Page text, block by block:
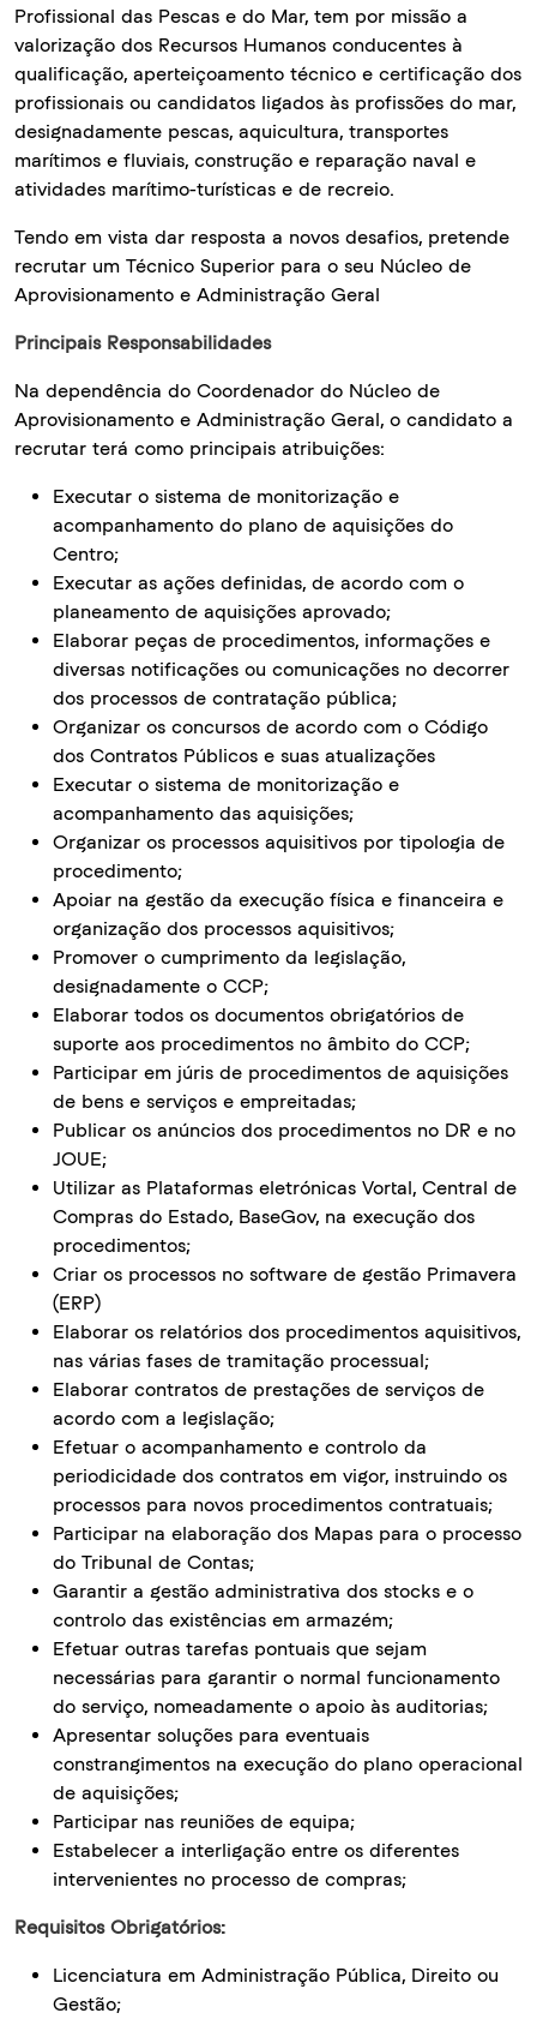
Profissional das Pescas e do Mar, tem por missão a
valorização dos Recursos Humanos conducentes à
qualificação, aperfeiçoamento técnico e certificação dos
profissionais ou candidatos ligados às profissões do mar,
designadamente pescas, aquicultura, transportes
marítimos e fluviais, construção e reparação naval e
atividades marítimo-turísticas e de recreio.
Tendo em vista dar resposta a novos desafios, pretende
recrutar um Técnico Superior para o seu Núcleo de
Aprovisionamento e Administração Geral
Principais Responsabilidades
Na dependência do Coordenador do Núcleo de
Aprovisionamento e Administração Geral, o candidato a
recrutar terá como principais atribuições:
Executar o sistema de monitorização e
acompanhamento do plano de aquisições do
Centro;
Executar as ações definidas, de acordo com o
planeamento de aquisições aprovado;
Elaborar peças de procedimentos, informações e
diversas notificações ou comunicações no decorrer
dos processos de contratação pública;
Organizar os concursos de acordo com o Código
dos Contratos Públicos e suas atualizações
Executar o sistema de monitorização e
acompanhamento das aquisições;
Organizar os processos aquisitivos por tipologia de
procedimento;
Apoiar na gestão da execução física e financeira e
organização dos processos aquisitivos;
Promover o cumprimento da legislação,
designadamente o CCP;
Elaborar todos os documentos obrigatórios de
suporte aos procedimentos no âmbito do CCP;
Participar em júris de procedimentos de aquisições
de bens e serviços e empreitadas;
Publicar os anúncios dos procedimentos no DR e no
JOUE;
Utilizar as Plataformas eletrónicas Vortal, Central de
Compras do Estado, BaseGov, na execução dos
procedimentos;
Criar os processos no software de gestão Primavera
(ERP)
Elaborar os relatórios dos procedimentos aquisitivos,
nas várias fases de tramitação processual;
Elaborar contratos de prestações de serviços de
acordo com a legislação;
Efetuar o acompanhamento e controlo da
periodicidade dos contratos em vigor, instruindo os
processos para novos procedimentos contratuais;
Participar na elaboração dos Mapas para o processo
do Tribunal de Contas;
Garantir a gestão administrativa dos stocks e o
controlo das existências em armazém;
Efetuar outras tarefas pontuais que sejam
necessárias para garantir o normal funcionamento
do serviço, nomeadamente o apoio às auditorias;
Apresentar soluções para eventuais
constrangimentos na execução do plano operacional
de aquisições;
Participar nas reuniões de equipa;
Estabelecer a interligação entre os diferentes
intervenientes no processo de compras;
Requisitos Obrigatórios:
Licenciatura em Administração Pública, Direito ou
Gestão;